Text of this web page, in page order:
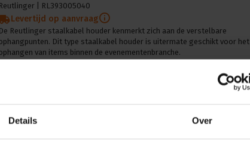
Details Over
Reutlinger | RL393005040
Levertijd op aanvraag
De Reutlinger staalkabel houder kenmerkt zich aan de verstelbare
Dit type staalkabel houder is uitermate geschikt voor het
van items binnen de evenementenbranche.